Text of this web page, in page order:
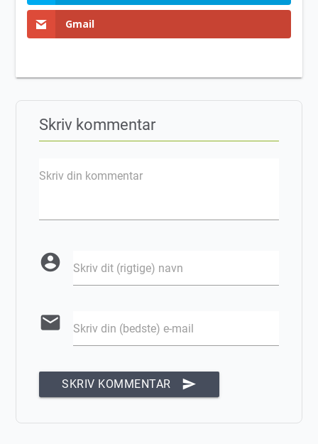
Gmail
Skriv kommentar
Skriv din kommentar
account_circle Skriv dit (rigtige) navn
email Skriv din (bedste) e-mail
SKRIV KOMMENTAR send